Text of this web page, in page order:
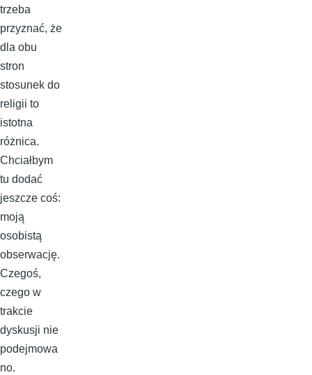
trzeba
przyznać, że
dla obu
stron
stosunek do
religii to
istotna
różnica.
Chciałbym
tu dodać
jeszcze coś:
moją
osobistą
obserwację.
Czegoś,
czego w
trakcie
dyskusji nie
podejmowa
no.